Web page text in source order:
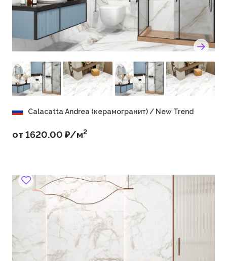
Calacatta Andrea (керамогранит) / New Trend
от 1620.00 ₽/м2